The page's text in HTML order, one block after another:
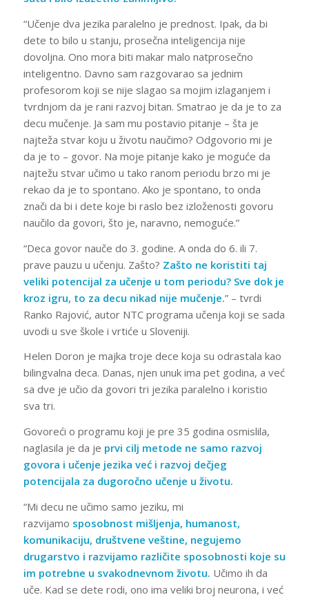
“Učenje dva jezika paralelno je prednost. Ipak, da bi
dete to bilo u stanju, prosečna inteligencija nije
dovoljna. Ono mora biti makar malo natprosečno
inteligentno. Davno sam razgovarao sa jednim
profesorom koji se nije slagao sa mojim izlaganjem i
tvrdnjom da je rani razvoj bitan. Smatrao je da je to za
decu mučenje. Ja sam mu postavio pitanje – šta je
najteža stvar koju u životu naučimo? Odgovorio mi je
da je to – govor. Na moje pitanje kako je moguće da
najtežu stvar učimo u tako ranom periodu brzo mi je
rekao da je to spontano. Ako je spontano, to onda
znači da bi i dete koje bi raslo bez izloženosti govoru
naučilo da govori, što je, naravno, nemoguće.”
“Deca govor nauče do 3. godine. A onda do 6. ili 7.
prave pauzu u učenju. Zašto? Zašto ne koristiti taj
veliki potencijal za učenje u tom periodu? Sve dok je
kroz igru, to za decu nikad nije mučenje.” – tvrdi
Ranko Rajović, autor NTC programa učenja koji se sada
uvodi u sve škole i vrtiće u Sloveniji.
Helen Doron je majka troje dece koja su odrastala kao
bilingvalna deca. Danas, njen unuk ima pet godina, a već
sa dve je učio da govori tri jezika paralelno i koristio
sva tri.
Govoreći o programu koji je pre 35 godina osmislila,
naglasila je da je prvi cilj metode ne samo razvoj
govora i učenje jezika već i razvoj dečjeg
potencijala za dugoročno učenje u životu.
“Mi decu ne učimo samo jeziku, mi
razvijamo sposobnost mišljenja, humanost,
komunikaciju, društvene veštine, negujemo
drugarstvo i razvijamo različite sposobnosti koje su
im potrebne u svakodnevnom životu. Učimo ih da
uče. Kad se dete rodi, ono ima veliki broj neurona, i već